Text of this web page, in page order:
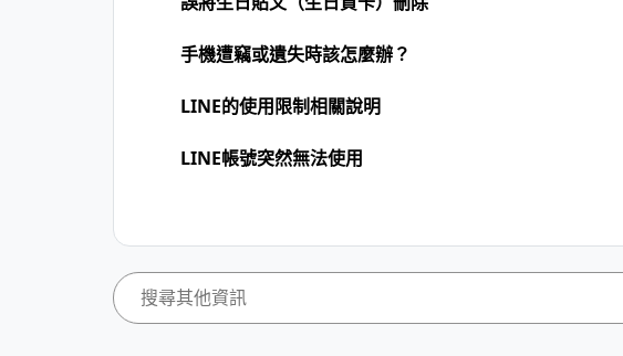
手機遭竊或遺失時該怎麼辦？
LINE的使用限制相關說明
LINE帳號突然無法使用